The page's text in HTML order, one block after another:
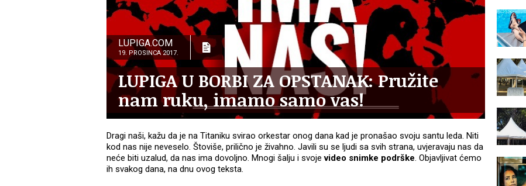
LUPIGA.COM
19. PROSINCA 2017.
LUPIGA U BORBI ZA OPSTANAK: Pružite
nam ruku, imamo samo vas!
Dragi naši, kažu da je na Titaniku svirao orkestar onog dana kad je pronašao svoju santu leda. Niti
kod nas nije neveselo. Štoviše, prilično je živahno. Javili su se ljudi sa svih strana, uvjeravaju nas da
neće biti uzalud, da nas ima dovoljno. Mnogi šalju i svoje video snimke podrške. Objavljivat ćemo
ih svakog dana, na dnu ovog teksta.